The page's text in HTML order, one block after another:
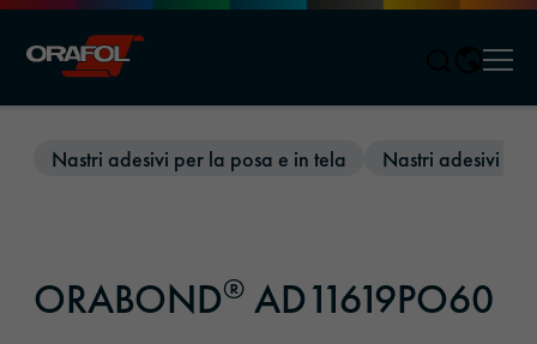
Nastri adesivi per la posa e in tela Nastri adesivi
ORABOND® AD11619PO60